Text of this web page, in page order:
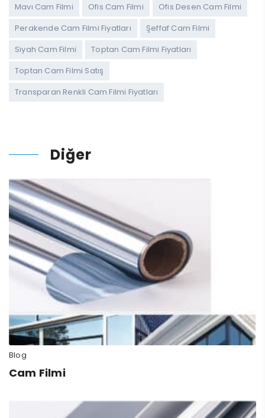
Mavı Cam Filmi
Ofis Cam Filmi
Ofis Desen Cam Filmi
Perakende Cam Filmi Fiyatları
Şeffaf Cam Filmi
Siyah Cam Filmi
Toptan Cam Filmi Fiyatları
Toptan Cam Filmi Satış
Transparan Renkli Cam Filmi Fiyatları
Diğer
Blog
Cam Filmi